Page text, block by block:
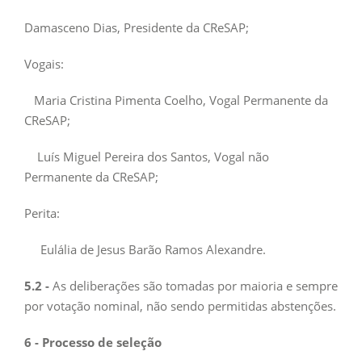
Damasceno Dias, Presidente da CReSAP;
Vogais:
Maria Cristina Pimenta Coelho, Vogal Permanente da
CReSAP;
Luís Miguel Pereira dos Santos, Vogal não
Permanente da CReSAP;
Perita:
Eulália de Jesus Barão Ramos Alexandre.
5.2 - As deliberações são tomadas por maioria e sempre
por votação nominal, não sendo permitidas abstenções.
6 - Processo de seleção